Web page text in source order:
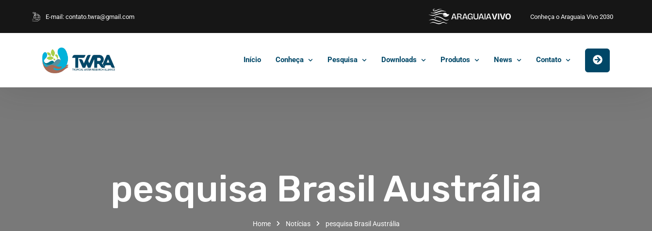
E-mail: contato.twra@gmail.com Conheça o Araguaia Vivo 2030
Início Conheça Pesquisa Downloads Produtos News Contato
pesquisa Brasil Austrália
Home Notícias pesquisa Brasil Austrália